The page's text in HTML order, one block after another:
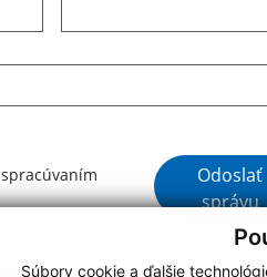
Súbory cookie a ďalšie
spracúvaním
GoogleOdoslať
správu